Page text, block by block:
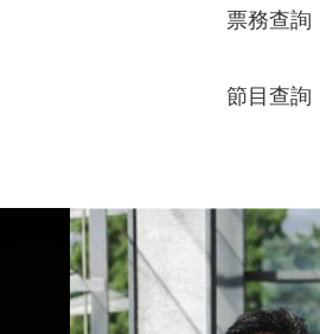
票務查詢
節目查詢